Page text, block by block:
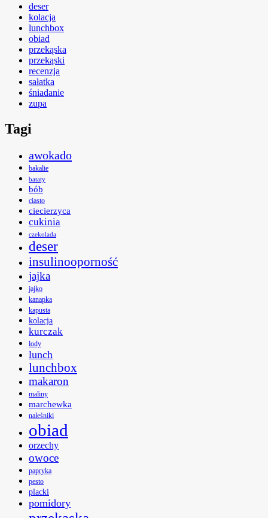
deser
kolacja
lunchbox
obiad
przekąska
przekąski
recenzja
sałatka
śniadanie
zupa
Tagi
awokado
bakalie
bataty
bób
ciasto
ciecierzyca
cukinia
czekolada
deser
insulinooporność
jajka
jajko
kanapka
kapusta
kolacja
kurczak
lody
lunch
lunchbox
makaron
maliny
marchewka
naleśniki
obiad
orzechy
owoce
papryka
pesto
placki
pomidory